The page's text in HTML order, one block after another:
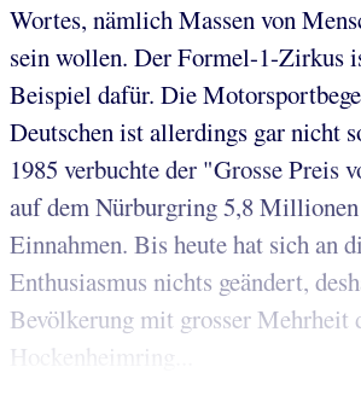
Wortes, nämlich Massen von
sein wollen. Der Formel-1-Zirkus
Beispiel dafür. Die
Deutschen ist allerdings gar nicht
1985 verbuchte der "Grosse Preis
auf dem Nürburgring 5,8
Einnahmen. Bis heute hat sich an
Enthusiasmus nichts geändert,
Bevölkerung mit grosser Mehrheit
Hockenheimring...